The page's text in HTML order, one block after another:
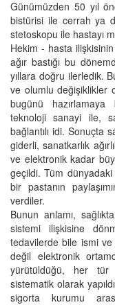
Günümüzden 50 yıl
bistürisi ile cerrah ya
stetoskopu ile hastayı
Hekim - hasta
ağır bastığı bu
yıllara doğru ilerledik.
ve olumlu değişiklikler
bugünü
teknoloji sanayi ile,
bağlantılı idi. Sonuçta
giderli, sanatkarlık
ve elektronik kadar
geçildi. Tüm
bir pastanın
verdiler.
Bunun anlamı,
sistemi ilişkisine
tedavilerde bile ismi
değil elektronik
yürütüldüğü, her tür
sistematik olarak
sigorta kurumu